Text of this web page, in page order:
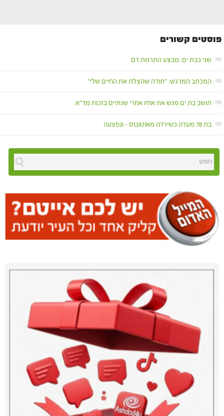
פוסטים קשורים
שני בבת ים: מבצע התרמת דם
המכתב המרגש: "תודה שהצלת את החיים שלי"
תושב בת ים פגש את אחיו אחרי שנתיים בזכות מד"א
בת 78 מעדה כשירדה מאוטובוס – ונפצעה